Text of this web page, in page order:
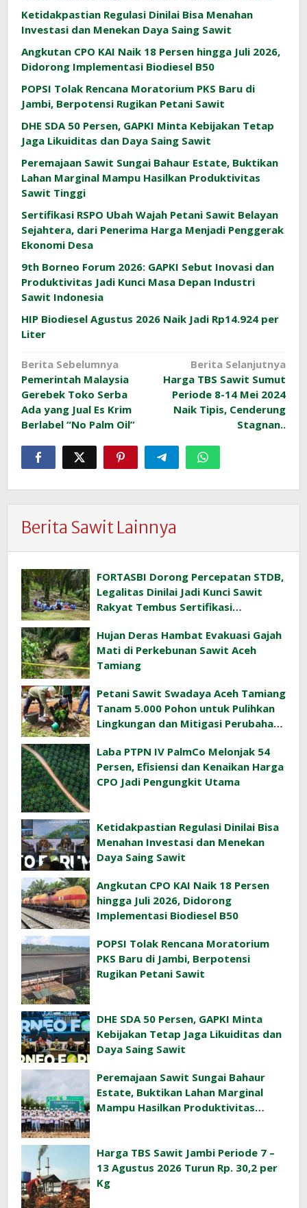
Ketidakpastian Regulasi Dinilai Bisa Menahan
Investasi dan Menekan Daya Saing Sawit
Angkutan CPO KAI Naik 18 Persen hingga Juli 2026,
Didorong Implementasi Biodiesel B50
POPSI Tolak Rencana Moratorium PKS Baru di
Jambi, Berpotensi Rugikan Petani Sawit
DHE SDA 50 Persen, GAPKI Minta Kebijakan Tetap
Jaga Likuiditas dan Daya Saing Sawit
Peremajaan Sawit Sungai Bahaur Estate, Buktikan
Lahan Marginal Mampu Hasilkan Produktivitas
Sawit Tinggi
Sertifikasi RSPO Ubah Wajah Petani Sawit Belayan
Sejahtera, dari Penerima Harga Menjadi Penggerak
Ekonomi Desa
9th Borneo Forum 2026: GAPKI Sebut Inovasi dan
Produktivitas Jadi Kunci Masa Depan Industri
Sawit Indonesia
HIP Biodiesel Agustus 2026 Naik Jadi Rp14.924 per
Liter
Navigasi
pos
Berita Sebelumnya
Pemerintah Malaysia
Gerebek Toko Serba
Ada yang Jual Es Krim
Berlabel “No Palm Oil”
Berita Selanjutnya
Harga TBS Sawit Sumut
Periode 8-14 Mei 2024
Naik Tipis, Cenderung
Stagnan..
Berita Sawit Lainnya
FORTASBI Dorong Percepatan STDB,
Legalitas Dinilai Jadi Kunci Sawit
Rakyat Tembus Sertifikasi
Hujan Deras Hambat Evakuasi Gajah
Mati di Perkebunan Sawit Aceh
Tamiang
Petani Sawit Swadaya Aceh Tamiang
Tanam 5.000 Pohon untuk Pulihkan
Lingkungan dan Mitigasi Perubahan
Laba PTPN IV PalmCo Melonjak 54
Persen, Efisiensi dan Kenaikan Harga
CPO Jadi Pengungkit Utama
Ketidakpastian Regulasi Dinilai Bisa
Menahan Investasi dan Menekan
Daya Saing Sawit
Angkutan CPO KAI Naik 18 Persen
hingga Juli 2026, Didorong
Implementasi Biodiesel B50
POPSI Tolak Rencana Moratorium
PKS Baru di Jambi, Berpotensi
Rugikan Petani Sawit
DHE SDA 50 Persen, GAPKI Minta
Kebijakan Tetap Jaga Likuiditas dan
Daya Saing Sawit
Peremajaan Sawit Sungai Bahaur
Estate, Buktikan Lahan Marginal
Mampu Hasilkan Produktivitas
Harga TBS Sawit Jambi Periode 7 –
13 Agustus 2026 Turun Rp. 30,2 per
Kg